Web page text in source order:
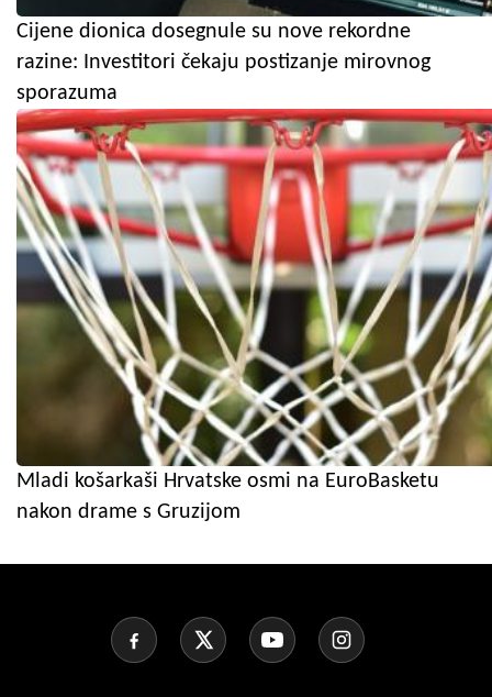
Cijene dionica dosegnule su nove rekordne
razine: Investitori čekaju postizanje mirovnog
sporazuma
Mladi košarkaši Hrvatske osmi na EuroBasketu
nakon drame s Gruzijom